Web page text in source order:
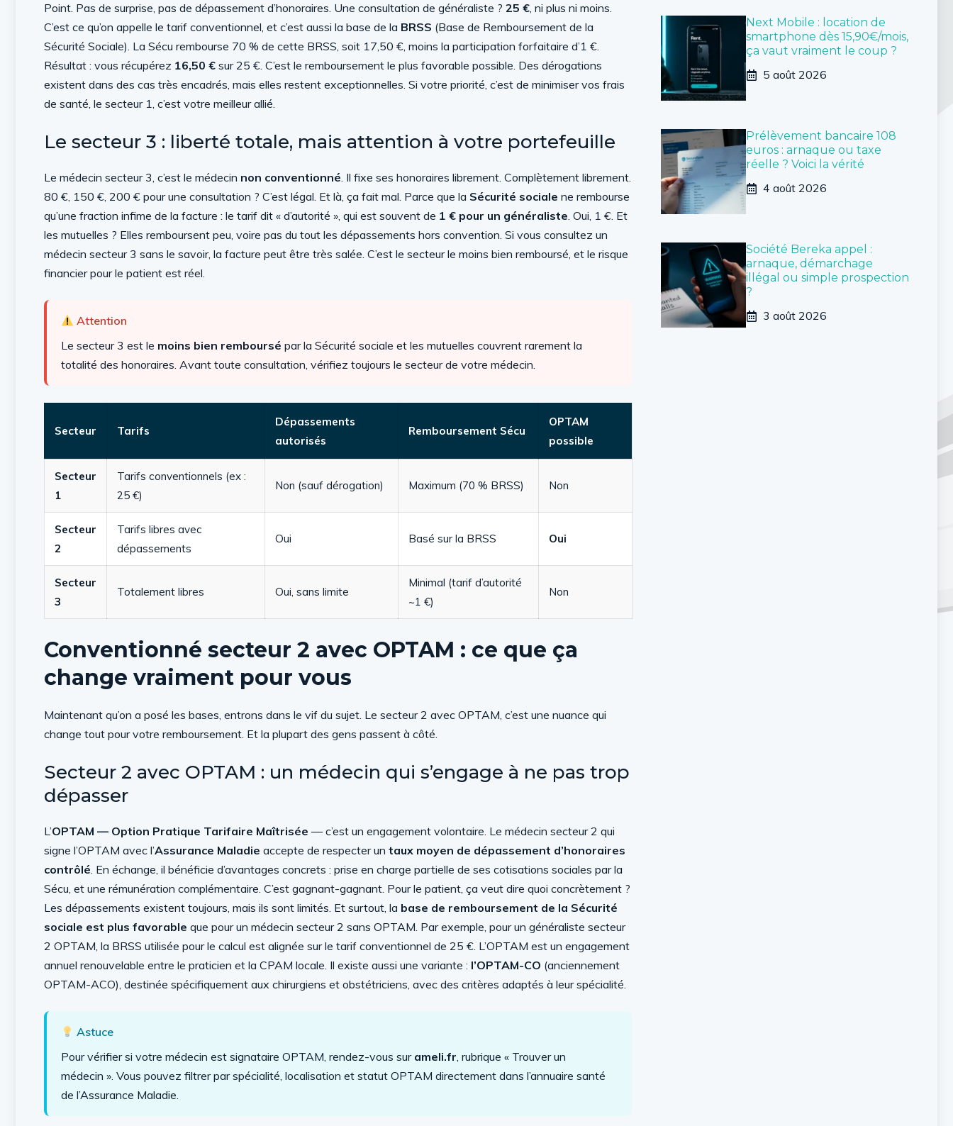
Point. Pas de surprise, pas de dépassement d’honoraires. Une consultation de généraliste ? 25 €, ni plus ni moins.
C’est ce qu’on appelle le tarif conventionnel, et c’est aussi la base de la BRSS (Base de Remboursement de la
Sécurité Sociale). La Sécu rembourse 70 % de cette BRSS, soit 17,50 €, moins la participation forfaitaire d’1 €.
Résultat : vous récupérez 16,50 € sur 25 €. C’est le remboursement le plus favorable possible. Des dérogations
existent dans des cas très encadrés, mais elles restent exceptionnelles. Si votre priorité, c’est de minimiser vos frais
de santé, le secteur 1, c’est votre meilleur allié.
Le secteur 3 : liberté totale, mais attention à votre portefeuille
Le médecin secteur 3, c’est le médecin non conventionné. Il fixe ses honoraires librement. Complètement librement.
80 €, 150 €, 200 € pour une consultation ? C’est légal. Et là, ça fait mal. Parce que la Sécurité sociale ne rembourse
qu’une fraction infime de la facture : le tarif dit « d’autorité », qui est souvent de 1 € pour un généraliste. Oui, 1 €. Et
les mutuelles ? Elles remboursent peu, voire pas du tout les dépassements hors convention. Si vous consultez un
médecin secteur 3 sans le savoir, la facture peut être très salée. C’est le secteur le moins bien remboursé, et le risque
financier pour le patient est réel.
Attention
Le secteur 3 est le moins bien remboursé par la Sécurité sociale et les mutuelles couvrent rarement la
totalité des honoraires. Avant toute consultation, vérifiez toujours le secteur de votre médecin.
Secteur Tarifs
Dépassements
autorisés
Remboursement Sécu
OPTAM
possible
Secteur
1
Tarifs conventionnels (ex :
25 €)
Non (sauf dérogation) Maximum (70 % BRSS) Non
Secteur
2
Tarifs libres avec
dépassements
Oui Basé sur la BRSS Oui
Secteur
3
Totalement libres Oui, sans limite
Minimal (tarif d’autorité
~1 €)
Non
Conventionné secteur 2 avec OPTAM : ce que ça
change vraiment pour vous
Maintenant qu’on a posé les bases, entrons dans le vif du sujet. Le secteur 2 avec OPTAM, c’est une nuance qui
change tout pour votre remboursement. Et la plupart des gens passent à côté.
Secteur 2 avec OPTAM : un médecin qui s’engage à ne pas trop
dépasser
L’OPTAM — Option Pratique Tarifaire Maîtrisée — c’est un engagement volontaire. Le médecin secteur 2 qui
signe l’OPTAM avec l’Assurance Maladie accepte de respecter un taux moyen de dépassement d’honoraires
contrôlé. En échange, il bénéficie d’avantages concrets : prise en charge partielle de ses cotisations sociales par la
Sécu, et une rémunération complémentaire. C’est gagnant-gagnant. Pour le patient, ça veut dire quoi concrètement ?
Les dépassements existent toujours, mais ils sont limités. Et surtout, la base de remboursement de la Sécurité
sociale est plus favorable que pour un médecin secteur 2 sans OPTAM. Par exemple, pour un généraliste secteur
2 OPTAM, la BRSS utilisée pour le calcul est alignée sur le tarif conventionnel de 25 €. L’OPTAM est un engagement
annuel renouvelable entre le praticien et la CPAM locale. Il existe aussi une variante : l’OPTAM-CO (anciennement
OPTAM-ACO), destinée spécifiquement aux chirurgiens et obstétriciens, avec des critères adaptés à leur spécialité.
Astuce
Pour vérifier si votre médecin est signataire OPTAM, rendez-vous sur ameli.fr, rubrique « Trouver un
médecin ». Vous pouvez filtrer par spécialité, localisation et statut OPTAM directement dans l’annuaire santé
de l’Assurance Maladie.
Next Mobile : location de
smartphone dès 15,90€/mois,
ça vaut vraiment le coup ?
5 août 2026
Prélèvement bancaire 108
euros : arnaque ou taxe
réelle ? Voici la vérité
4 août 2026
Société Bereka appel :
arnaque, démarchage
illégal ou simple prospection
?
3 août 2026